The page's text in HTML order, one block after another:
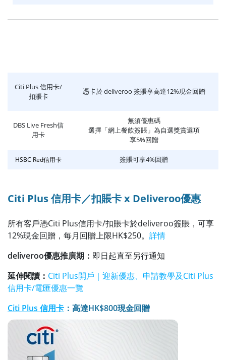
Citi Plus 信用卡/
扣賬卡
憑卡於 deliveroo 簽賬享高達12%現金回贈
DBS Live Fresh信
用卡
無須優惠碼
選擇「網上餐飲簽賬」為自選獎賞選項
享5%回贈
HSBC Red信用卡 簽賬可享4%回贈
Citi Plus 信用卡／扣賬卡 x Deliveroo優惠
所有客戶憑Citi Plus信用卡/扣賬卡於deliveroo簽賬，可享
12%現金回贈，每月回贈上限HK$250。 詳情
deliveroo優惠推廣期： 即日起直至另行通知
延伸閱讀： Citi Plus開戶｜迎新優惠、申請教學及Citi Plus
信用卡/電匯優惠一覽
Citi Plus 信用卡 ：高達HK$800現金回贈